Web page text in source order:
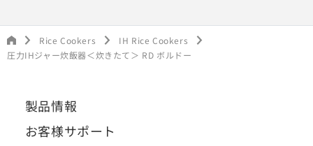
Rice Cookers
IH Rice Cookers
圧力IHジャー炊飯器＜炊きたて＞ RD ボルドー
製品情報
お客様サポート